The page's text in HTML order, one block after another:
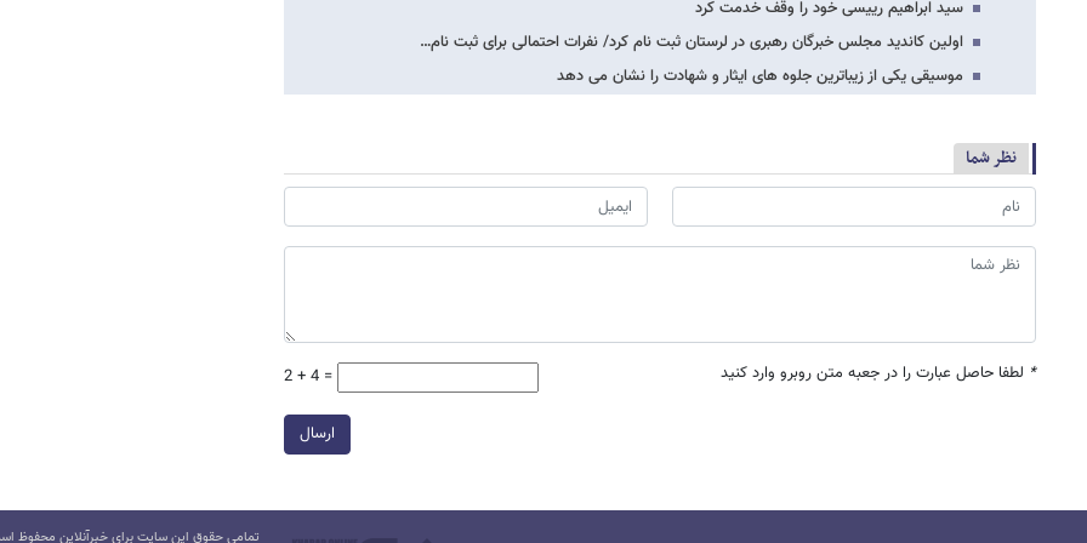
سید ابراهیم رییسی خود را وقف خدمت کرد
اولین کاندید مجلس خبرگان رهبری در لرستان ثبت نام کرد/ نفرات احتمالی برای ثبت نام…
موسیقی یکی از زیباترین جلوه های ایثار و شهادت را نشان می دهد
نظر شما
* لطفا حاصل عبارت را در جعبه متن روبرو وارد کنید 2 + 4 =
ارسال
تمامی حقوق این سایت برای خبرآنلاین محفوظ